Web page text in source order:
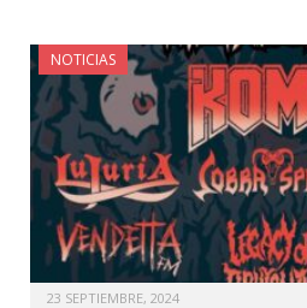
NOTICIAS
23 SEPTIEMBRE, 2024